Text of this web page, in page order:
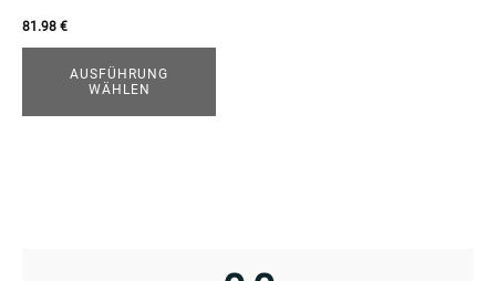
81.98 €
AUSFÜHRUNG
WÄHLEN
der
Produktseite
gewählt